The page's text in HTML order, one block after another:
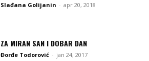
Slađana Golijanin - apr 20, 2018
ZA MIRAN SAN I DOBAR DAN
Đorđe Todorović - jan 24, 2017